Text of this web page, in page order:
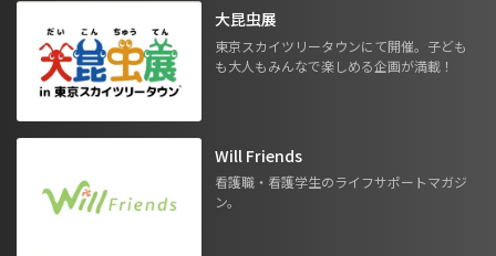
大昆虫展
東京スカイツリータウンにて開催。子ども
も大人もみんなで楽しめる企画が満載！
Will Friends
看護職・看護学生のライフサポートマガジ
ン。